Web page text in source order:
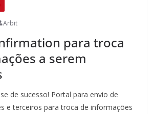
Arbit
para troca
a serem
de sucesso! Portal para envio de
e terceiros para troca de informações